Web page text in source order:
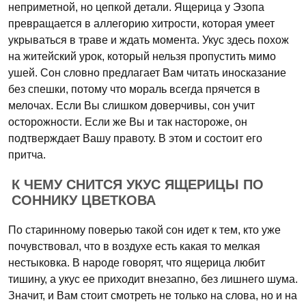
неприметной, но цепкой детали. Ящерица у Эзопа
превращается в аллегорию хитрости, которая умеет
укрываться в траве и ждать момента. Укус здесь похож
на житейский урок, который нельзя пропустить мимо
ушей. Сон словно предлагает Вам читать иносказание
без спешки, потому что мораль всегда прячется в
мелочах. Если Вы слишком доверчивы, сон учит
осторожности. Если же Вы и так настороже, он
подтверждает Вашу правоту. В этом и состоит его
притча.
К ЧЕМУ СНИТСЯ УКУС ЯЩЕРИЦЫ ПО
СОННИКУ ЦВЕТКОВА
По старинному поверью такой сон идет к тем, кто уже
почувствовал, что в воздухе есть какая то мелкая
нестыковка. В народе говорят, что ящерица любит
тишину, а укус ее приходит внезапно, без лишнего шума.
Значит, и Вам стоит смотреть не только на слова, но и на